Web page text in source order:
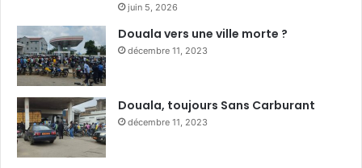
juin 5, 2026
Douala vers une ville morte ?
décembre 11, 2023
Douala, toujours Sans Carburant
décembre 11, 2023